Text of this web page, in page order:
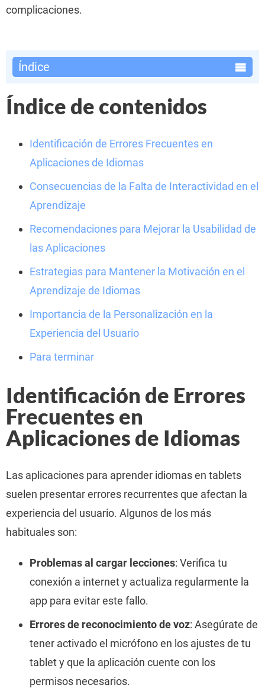
complicaciones.
Índice
Índice de contenidos
Identificación de Errores Frecuentes en
Aplicaciones de Idiomas
Consecuencias de la Falta de Interactividad en el
Aprendizaje
Recomendaciones para Mejorar la Usabilidad de
las Aplicaciones
Estrategias para Mantener la Motivación en el
Aprendizaje de Idiomas
Importancia de la Personalización en la
Experiencia del Usuario
Para terminar
Identificación de Errores
Frecuentes en
Aplicaciones de Idiomas
Las aplicaciones para aprender idiomas en tablets
suelen presentar errores recurrentes que afectan la
experiencia del usuario. Algunos de los más
habituales son:
Problemas al cargar lecciones: Verifica tu
conexión a internet y actualiza regularmente la
app para evitar este fallo.
Errores de reconocimiento de voz: Asegúrate de
tener activado el micrófono en los ajustes de tu
tablet y que la aplicación cuente con los
permisos necesarios.